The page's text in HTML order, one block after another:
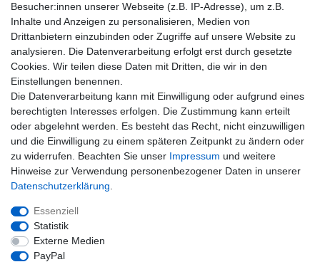
Marken und Hersteller
E-MAIL **
Newsletter
Honig
Daten­schutz­erklärung
Einwilligung kann ich jederzeit widerrufen.**
Abonnieren
** Hierbei handelt es sich um ein Pflichtfeld.
E-MAIL
Newsletter-
Abmeldung
Honig
Besucher:innen unserer Webseite (z.B. IP-Adresse), um z.B.
Inhalte und Anzeigen zu personalisieren, Medien von
Drittanbietern einzubinden oder Zugriffe auf unsere Website zu
analysieren. Die Datenverarbeitung erfolgt erst durch gesetzte
Cookies. Wir teilen diese Daten mit Dritten, die wir in den
Einstellungen benennen.
Die Datenverarbeitung kann mit Einwilligung oder aufgrund eines
berechtigten Interesses erfolgen. Die Zustimmung kann erteilt
oder abgelehnt werden. Es besteht das Recht, nicht einzuwilligen
und die Einwilligung zu einem späteren Zeitpunkt zu ändern oder
zu widerrufen. Beachten Sie unser Impressum und weitere
Hinweise zur Verwendung personenbezogener Daten in unserer
Daten­schutz­erklärung
Essenziell
Statistik
Externe Medien
PayPal